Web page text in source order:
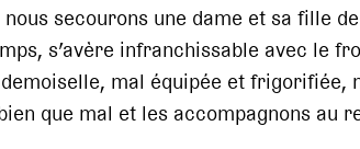
nous secourons une dame et sa fille
s’avère infranchissable avec le
mal équipée et frigorifiée,
que mal et les accompagnons au